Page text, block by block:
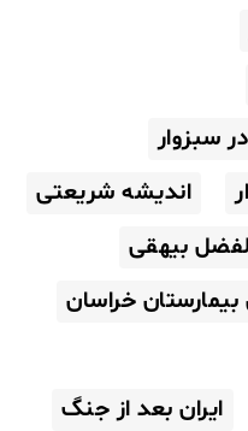
سبزوار
اندیشه شریعتی
بیهقی
بیمارستان خراسان
ایران بعد از جنگ